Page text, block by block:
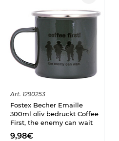
Art. 1290253
Fostex Becher Emaille
300ml oliv bedruckt Coffee
First, the enemy can wait
9,98€